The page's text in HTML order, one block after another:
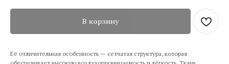
В корзину
Её отличительная особенность — сетчатая структура, которая
обеспечивает высокую воздухопроницаемость и лёгкость. Ткань